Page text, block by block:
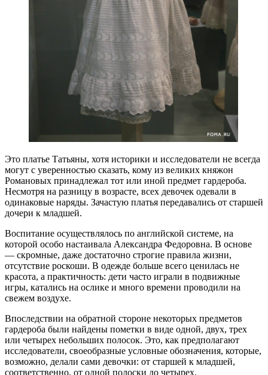
Это платье Татьяны, хотя историки и исследователи не всегда
могут с уверенностью сказать, кому из великих княжон
Романовых принадлежал тот или иной предмет гардероба.
Несмотря на разницу в возрасте, всех девочек одевали в
одинаковые наряды. Зачастую платья передавались от старшей
дочери к младшей.
Воспитание осуществлялось по английской системе, на
которой особо настаивала Александра Федоровна. В основе
— скромные, даже достаточно строгие правила жизни,
отсутствие роскоши. В одежде больше всего ценилась не
красота, а практичность: дети часто играли в подвижные
игры, катались на ослике и много времени проводили на
свежем воздухе.
Впоследствии на обратной стороне некоторых предметов
гардероба были найдены пометки в виде одной, двух, трех
или четырех небольших полосок. Это, как предполагают
исследователи, своеобразные условные обозначения, которые,
возможно, делали сами девочки: от старшей к младшей,
соответственно, от одной полоски до четырех.